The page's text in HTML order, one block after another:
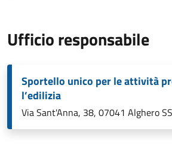
Ufficio responsabile
Sportello unico per le attività
l’edilizia
Via Sant'Anna, 38, 07041 Alghero